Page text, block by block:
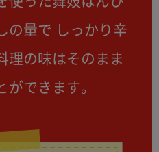
の量で しっかり辛
理の味はそのまま
ができます。